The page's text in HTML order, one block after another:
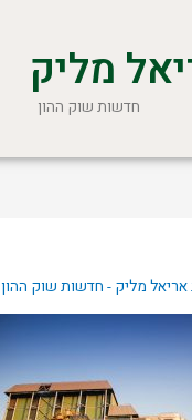
מליק
חדשות שוק ההון
אריאל מליק - חדשות שוק ההון